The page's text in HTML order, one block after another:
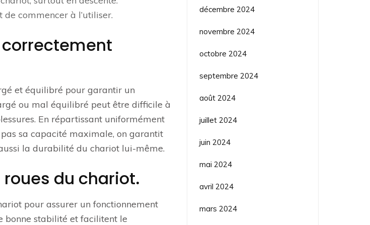
commencer à l’utiliser.
et équilibré pour garantir un
ou mal équilibré peut être difficile à
En répartissant uniformément
sa capacité maximale, on garantit
la durabilité du chariot lui-même.
du chariot.
pour assurer un fonctionnement
bonne stabilité et facilitent le
décembre 2024
novembre 2024
octobre 2024
septembre 2024
août 2024
juillet 2024
juin 2024
mai 2024
avril 2024
mars 2024